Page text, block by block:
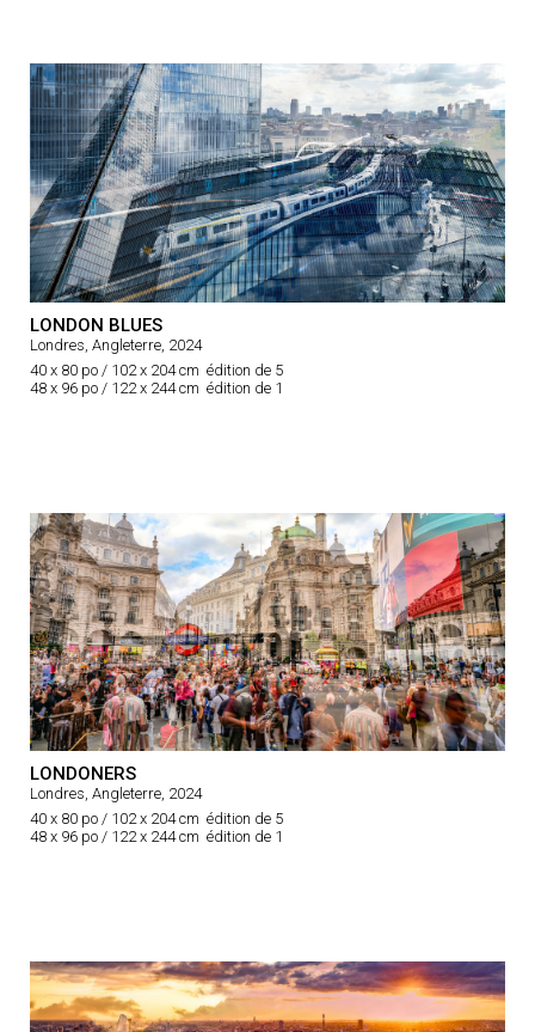
LONDON BLUES
Londres, Angleterre, 2024
40 x 80 po / 102 x 204 cm édition de 5
48 x 96 po / 122 x 244 cm édition de 1
LONDONERS
Londres, Angleterre, 2024
40 x 80 po / 102 x 204 cm édition de 5
48 x 96 po / 122 x 244 cm édition de 1